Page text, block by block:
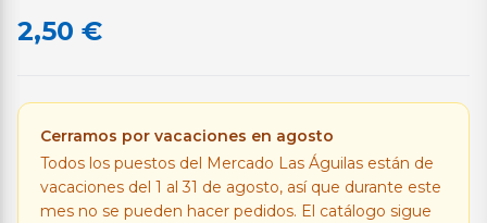
2,50 €
Cerramos por vacaciones en agosto
Todos los puestos del Mercado Las Águilas están de
vacaciones del 1 al 31 de agosto, así que durante este
mes no se pueden hacer pedidos. El catálogo sigue